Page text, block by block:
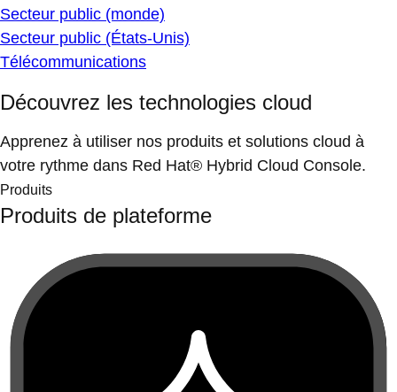
Secteur public (monde)
Secteur public (États-Unis)
Télécommunications
Découvrez les technologies cloud
Apprenez à utiliser nos produits et solutions cloud à
votre rythme dans Red Hat® Hybrid Cloud Console.
Produits
Produits de plateforme